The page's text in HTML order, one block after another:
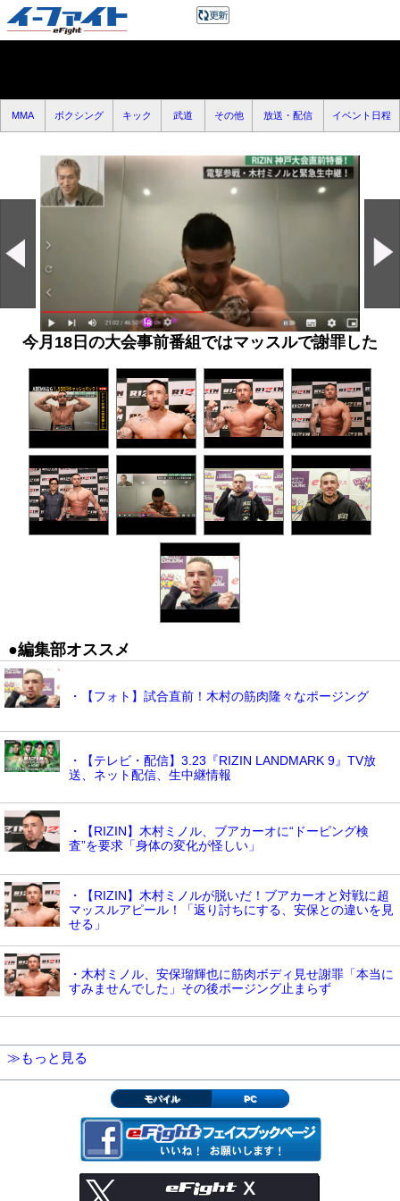
MMA ボクシング キック 武道 その他 放送・配信 イベント日程
今月18日の大会事前番組ではマッスルで謝罪した
●編集部オススメ
・【フォト】試合直前！木村の筋肉隆々なポージング
・【テレビ・配信】3.23『RIZIN LANDMARK 9』TV放
送、ネット配信、生中継情報
・【RIZIN】木村ミノル、ブアカーオに“ドーピング検
査”を要求「身体の変化が怪しい」
・【RIZIN】木村ミノルが脱いだ！ブアカーオと対戦に超
マッスルアピール！「返り討ちにする、安保との違いを見
せる」
・木村ミノル、安保瑠輝也に筋肉ボディ見せ謝罪「本当に
すみませんでした」その後ポージング止まらず
≫もっと見る
モバイル PC